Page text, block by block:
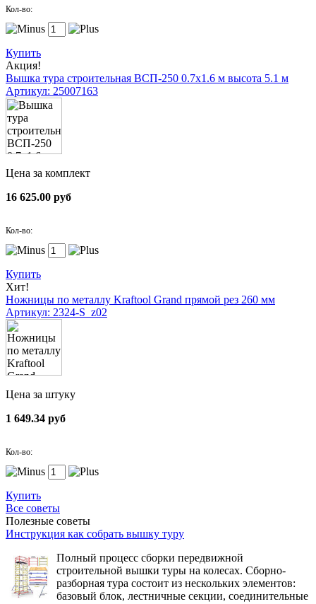
Кол-во:
Купить
Акция!
Вышка тура строительная ВСП-250 0.7х1.6 м высота 5.1 м
Артикул: 25007163
Цена за комплект
16 625.00 руб
Кол-во:
Купить
Хит!
Ножницы по металлу Kraftool Grand прямой рез 260 мм
Артикул: 2324-S_z02
Цена за штуку
1 649.34 руб
Кол-во:
Купить
Все советы
Полезные советы
Инструкция как собрать вышку туру
Полный процесс сборки передвижной
строительной вышки туры на колесах. Сборно-
разборная тура состоит из нескольких элементов:
базовый блок, лестничные секции, соединительные